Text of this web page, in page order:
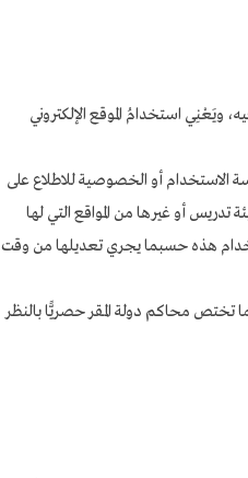
ويَعْنِي استخدامُ الموقع الإلكتروني
الاستخدام أو الخصوصية للاطلاع على
تدريس أو غيرها من المواقع التي لها
هذه حسبما يجري تعديلها من وقت
تختص محاكم دولة المقر حصريًّا بالنظر